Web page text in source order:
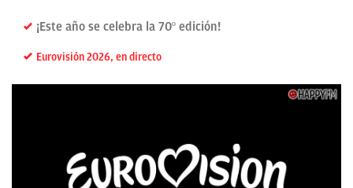
¡Este año se celebra la 70º edición!
Eurovisión 2026, en directo